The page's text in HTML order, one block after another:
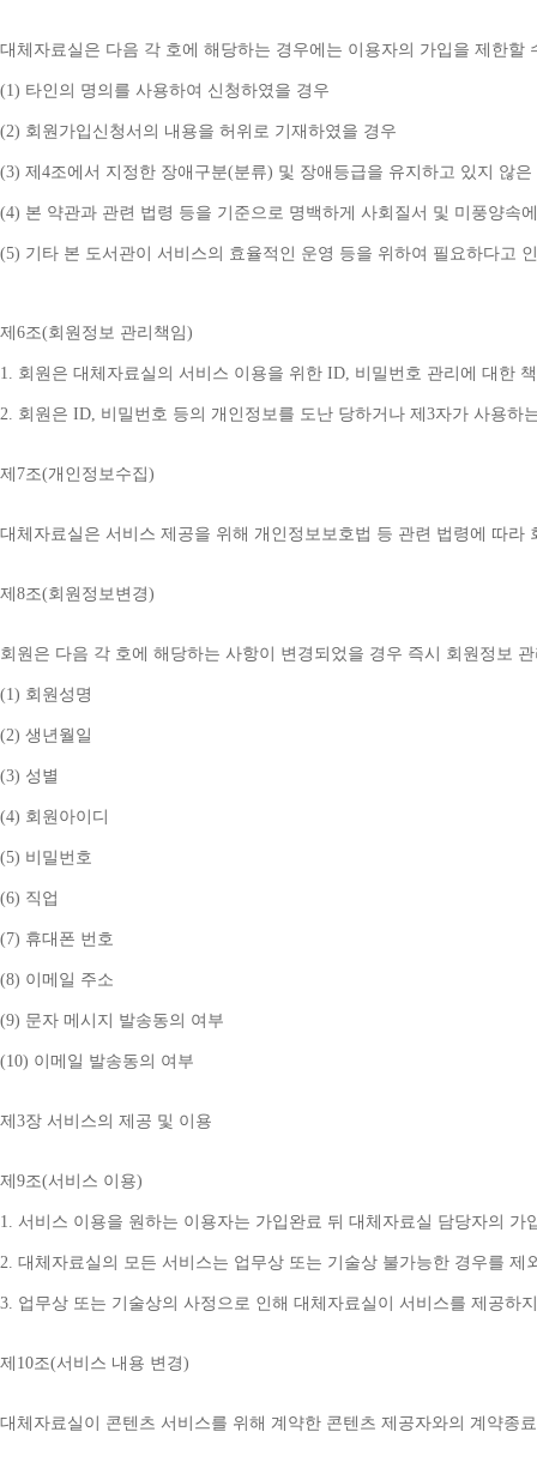
대체자료실은 다음 각 호에 해당하는 경우에는 이용자의 가입을 제한할
(1) 타인의 명의를 사용하여 신청하였을 경우
(2) 회원가입신청서의 내용을 허위로 기재하였을 경우
(3) 제 4조에서 지정한 장애구분(분류) 및 장애등급을 유지하고 있지 않은
(4) 본 약관과 관련 법령 등을 기준으로 명백하게 사회질서 및 미풍양속
(5) 기타 본 도서관이 서비스의 효율적인 운영 등을 위하여 필요하다고
제 6조(회원정보 관리책임)
1. 회원은 대체자료실의 서비스 이용을 위한 ID, 비밀번호 관리에 대한
2. 회원은 ID, 비밀번호 등의 개인정보를 도난 당하거나 제 3자가 사용하
제 7조(개인정보수집)
대체자료실은 서비스 제공을 위해 개인정보보호법 등 관련 법령에 따라
제 8조(회원정보변경)
회원은 다음 각 호에 해당하는 사항이 변경되었을 경우 즉시 회원정보
(1) 회원성명
(2) 생년월일
(3) 성별
(4) 회원아이디
(5) 비밀번호
(6) 직업
(7) 휴대폰 번호
(8) 이메일 주소
(9) 문자 메시지 발송동의 여부
(10) 이메일 발송동의 여부
제 3장 서비스의 제공 및 이용
제 9조(서비스 이용)
1. 서비스 이용을 원하는 이용자는 가입완료 뒤 대체자료실 담당자의
2. 대체자료실의 모든 서비스는 업무상 또는 기술상 불가능한 경우를 제
3. 업무상 또는 기술상의 사정으로 인해 대체자료실이 서비스를 제공하
제 10조(서비스 내용 변경)
대체자료실이 콘텐츠 서비스를 위해 계약한 콘텐츠 제공자와의 계약종